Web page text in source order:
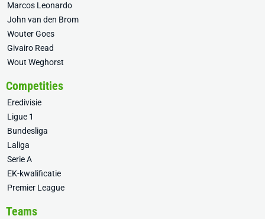
Marcos Leonardo
John van den Brom
Wouter Goes
Givairo Read
Wout Weghorst
Competities
Eredivisie
Ligue 1
Bundesliga
Laliga
Serie A
EK-kwalificatie
Premier League
Teams